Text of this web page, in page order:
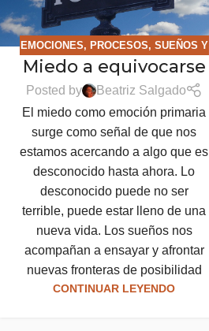
EMOCIONES, PROCESOS, SUEÑOS Y
MUERTE
Miedo a equivocarse
Posted by
Beatriz Salgado
El miedo como emoción primaria
surge como señal de que nos
estamos acercando a algo que es
desconocido hasta ahora. Lo
desconocido puede no ser
terrible, puede estar lleno de una
nueva vida. Los sueños nos
acompañan a ensayar y afrontar
nuevas fronteras de posibilidad
CONTINUAR LEYENDO